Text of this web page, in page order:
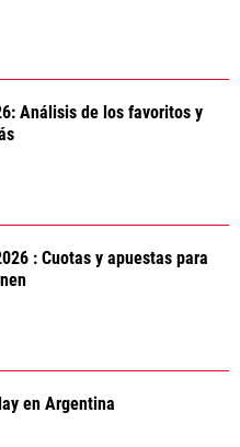
Análisis de los favoritos y
: Cuotas y apuestas para
en Argentina